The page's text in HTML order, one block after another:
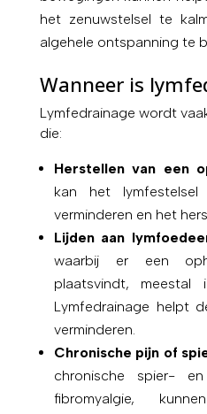
het zenuwstelsel te
algehele ontspanning te
Wanneer is
Lymfedrainage wordt
die:
Herstellen van een
kan het
verminderen en het
Lijden aan
waarbij er een
plaatsvindt,
Lymfedrainage helpt
verminderen.
Chronische pijn of
chronische spier-
fibromyalgie,